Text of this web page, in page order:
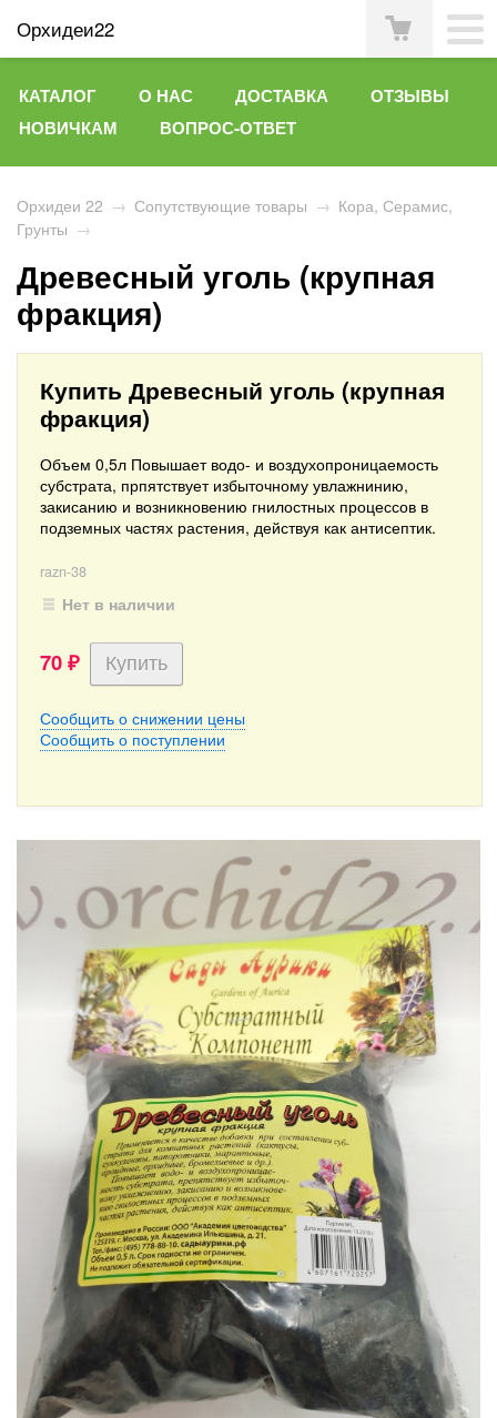
Орхидеи22
КАТАЛОГ О НАС ДОСТАВКА
ОТЗЫВЫ
НОВИЧКАМ
ВОПРОС-ОТВЕТ
Орхидеи 22 → Сопутствующие товары → Кора, Серамис,
Грунты →
Древесный уголь (крупная
фракция)
Купить Древесный уголь (крупная
фракция)
Объем 0,5л Повышает водо- и воздухопроницаемость
субстрата, прпятствует избыточному увлажнинию,
закисанию и возникновению гнилостных процессов в
подземных частях растения, действуя как антисептик.
razn-38
Нет в наличии
70 ₽
Сообщить о снижении цены
Сообщить о поступлении